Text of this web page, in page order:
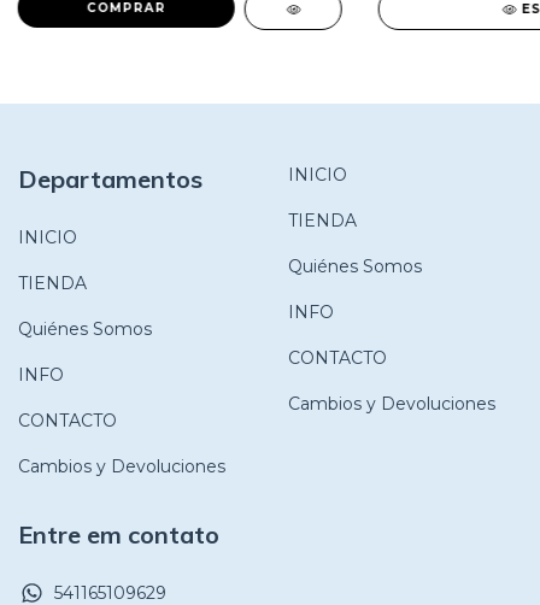
Departamentos
INICIO
TIENDA
Quiénes Somos
INFO
CONTACTO
Cambios y Devoluciones
INICIO
TIENDA
Quiénes Somos
INFO
CONTACTO
Cambios y Devoluciones
Entre em contato
541165109629